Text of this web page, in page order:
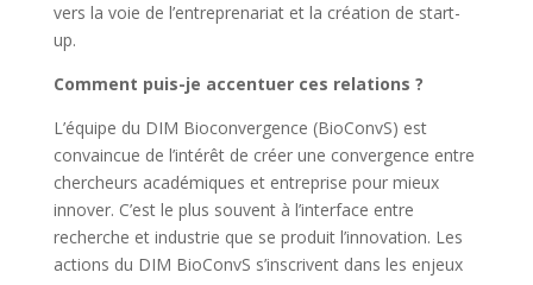
vers la voie de l’entreprenariat et la création de start-
up.
Comment puis-je accentuer ces relations ?
L’équipe du DIM Bioconvergence (BioConvS) est
convaincue de l’intérêt de créer une convergence entre
chercheurs académiques et entreprise pour mieux
innover. C’est le plus souvent à l’interface entre
recherche et industrie que se produit l’innovation. Les
actions du DIM BioConvS s’inscrivent dans les enjeux